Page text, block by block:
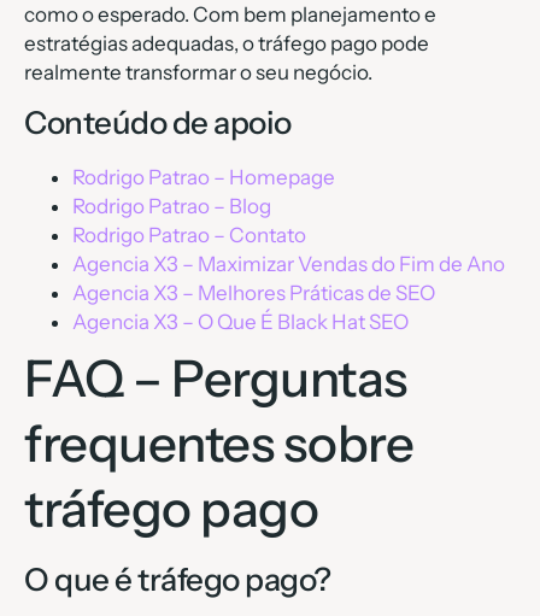
como o esperado. Com bem planejamento e
estratégias adequadas, o tráfego pago pode
realmente transformar o seu negócio.
Conteúdo de apoio
Rodrigo Patrao – Homepage
Rodrigo Patrao – Blog
Rodrigo Patrao – Contato
Agencia X3 – Maximizar Vendas do Fim de Ano
Agencia X3 – Melhores Práticas de SEO
Agencia X3 – O Que É Black Hat SEO
FAQ – Perguntas
frequentes sobre
tráfego pago
O que é tráfego pago?